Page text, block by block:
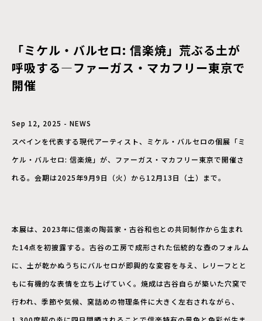
「ミケル・バルセロ: 信楽焼」荒ぶる土が
呼吸する—ファーガス・マカフリー東京で
開催
Sep 12, 2025 - NEWS
スペインを代表する現代アーティスト、ミケル・バルセロの個展「ミ
ケル・バルセロ: 信楽焼」が、ファーガス・マカフリー東京で開催さ
れる。会期は2025年9月9日（火）から12月13日（土）まで。
本展は、2023年に信楽の陶芸家・古谷和也との共同制作から生まれ
た14点を初披露する。古谷の工房で成形された伝統的な壺のフォルム
に、土が乾かぬうちにバルセロが即興的な変容を与え、レリーフとと
もに有機的な表情を立ち上げていく。焼成は古谷自らが築いた穴窯で
行われ、季節や気候、窯詰めの物理条件に大きく左右されながら、